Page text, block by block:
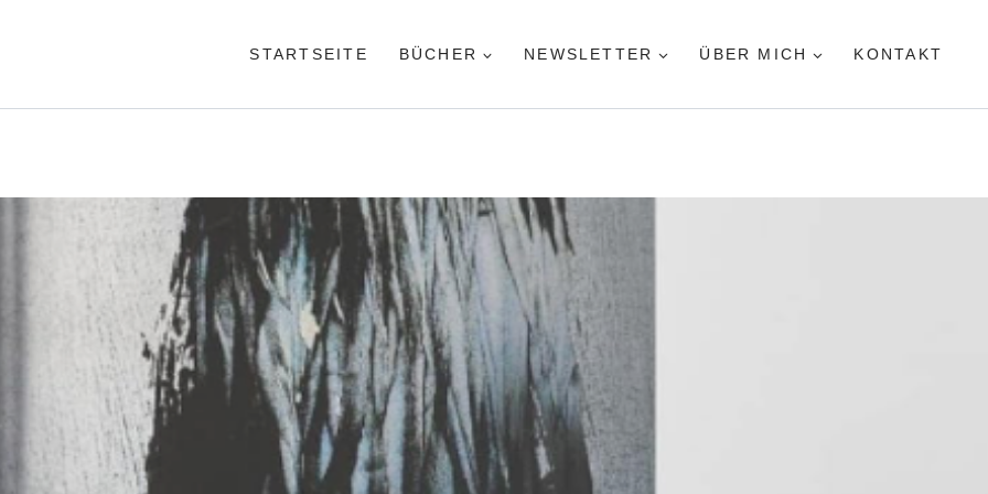
STARTSEITE BÜCHER NEWSLETTER ÜBER MICH KONTAKT